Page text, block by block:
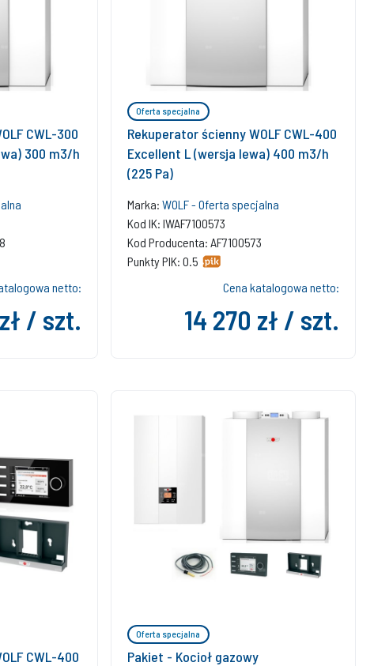
CWL-300
300 m3/h
netto:
/ szt.
Oferta specjalna
Rekuperator ścienny WOLF CWL-400
Excellent L (wersja lewa) 400 m3/h
(225 Pa)
Marka: WOLF - Oferta specjalna
Kod IK: IWAF7100573
Kod Producenta: AF7100573
Punkty PIK: 0.5
Cena katalogowa netto:
14 270 zł / szt.
CWL-400
Oferta specjalna
Pakiet - Kocioł gazowy